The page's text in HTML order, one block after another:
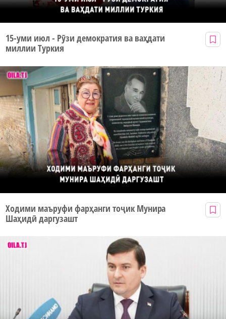
15-уми июл - Рӯзи демократия ва ваҳдати
миллии Туркия
Ходими маъруфи фарҳанги тоҷик Мунира
Шаҳидӣ даргузашт